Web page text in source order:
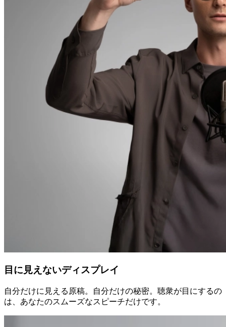
目に見えないディスプレイ
自分だけに見える原稿。自分だけの秘密。聴衆が目にするの
は、あなたのスムーズなスピーチだけです。